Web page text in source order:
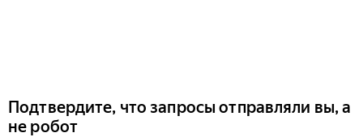
Подтвердите, что запросы отправляли вы, а
не робот